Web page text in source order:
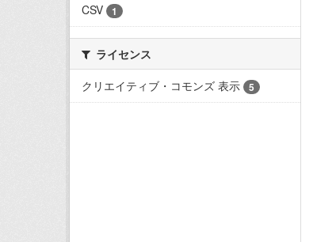
CSV 1
ライセンス
クリエイティブ・コモンズ 表示
5